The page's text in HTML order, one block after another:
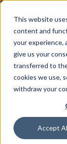
This website
content and
your experience,
give us your
transferred to
cookies we use,
withdraw your
Accept
Zurück